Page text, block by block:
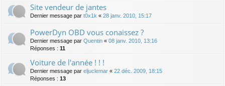
Site vendeur de jantes
Dernier message par t0x1k « 28 janv. 2010, 15:17
PowerDyn OBD vous conaissez ?
Dernier message par Quentin « 08 janv. 2010, 13:16
Réponses : 11
Voiture de l'année ! ! !
Dernier message par eljuclemar « 22 déc. 2009, 18:15
Réponses : 13